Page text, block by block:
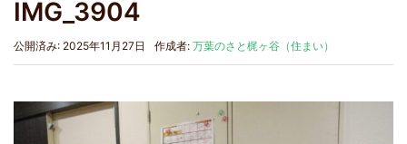
IMG_3904
公開済み: 2025年11月27日 作成者: 万葉のさと梶ヶ谷（住まい）